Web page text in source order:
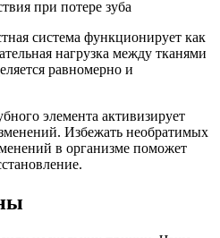
система функционирует как
нагрузка между тканями
равномерно и
элемента активизирует
Избежать необратимых
в организме поможет